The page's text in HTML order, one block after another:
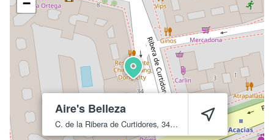
Aire's Belleza
C. de la Ribera de Curtidores, 34Madrid 28005
−